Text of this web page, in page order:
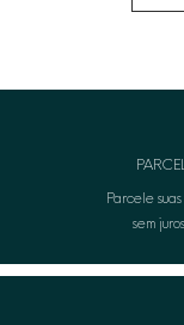
Parcele
sem